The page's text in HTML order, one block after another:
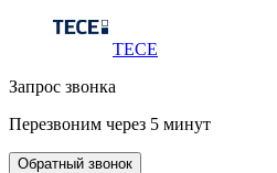
TECE
Запрос звонка
Перезвоним через 5 минут
Обратный звонок